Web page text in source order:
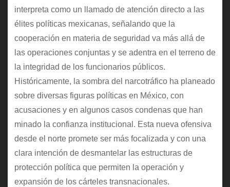
interpreta como un llamado de atención directo a las
élites políticas mexicanas, señalando que la
cooperación en materia de seguridad va más allá de
las operaciones conjuntas y se adentra en el terreno de
la integridad de los funcionarios públicos.
Históricamente, la sombra del narcotráfico ha planeado
sobre diversas figuras políticas en México, con
acusaciones y en algunos casos condenas que han
minado la confianza institucional. Esta nueva ofensiva
desde el norte promete ser más focalizada y con una
clara intención de desmantelar las estructuras de
protección política que permiten la operación y
expansión de los cárteles transnacionales.